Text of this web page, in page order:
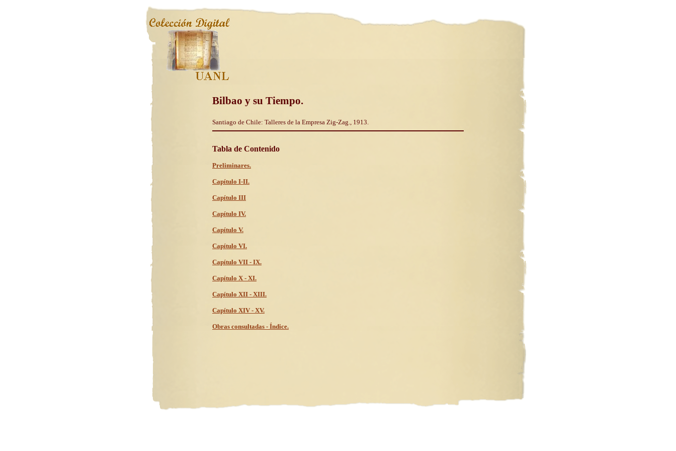
Bilbao y su Tiempo.
Santiago de Chile: Talleres de la Empresa Zig-Zag., 1913.
Tabla de Contenido
Preliminares.
Capítulo I-II.
Capítulo III
Capítulo IV.
Capítulo V.
Capítulo VI.
Capítulo VII - IX.
Capítulo X - XI.
Capítulo XII - XIII.
Capítulo XIV - XV.
Obras consultadas - Índice.